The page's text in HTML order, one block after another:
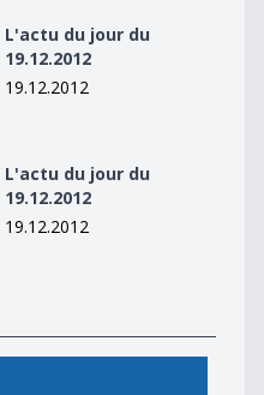
L'actu du jour du
19.12.2012
19.12.2012
L'actu du jour du
19.12.2012
19.12.2012